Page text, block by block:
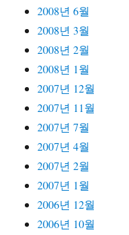
2008년 6월
2008년 3월
2008년 2월
2008년 1월
2007년 12월
2007년 11월
2007년 7월
2007년 4월
2007년 2월
2007년 1월
2006년 12월
2006년 10월